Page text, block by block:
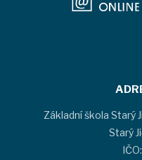
Základní škola Starý
Starý